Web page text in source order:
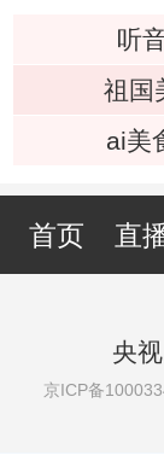
听
祖国
ai美
首页 直
央
京ICP备